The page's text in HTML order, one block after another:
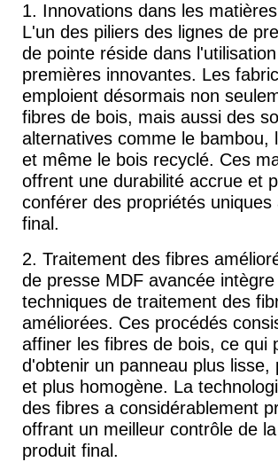
1. Innovations dans les
L'un des piliers des lignes de
de pointe réside dans
premières innovantes. Les
emploient désormais non
fibres de bois, mais aussi des
alternatives comme le bambou,
et même le bois recyclé. Ces
offrent une durabilité accrue et
conférer des propriétés uniques
final.
2. Traitement des fibres
de presse MDF avancée
techniques de traitement des
améliorées. Ces procédés
affiner les fibres de bois, ce qui
d'obtenir un panneau plus lisse,
et plus homogène. La
des fibres a considérablement
offrant un meilleur contrôle de
produit final.